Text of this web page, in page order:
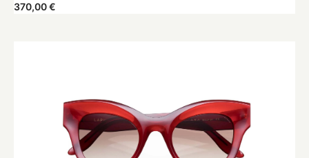
370,00 €